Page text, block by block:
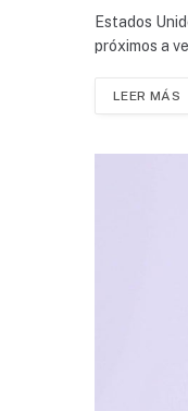
Estados
próximos a
LEER MÁS